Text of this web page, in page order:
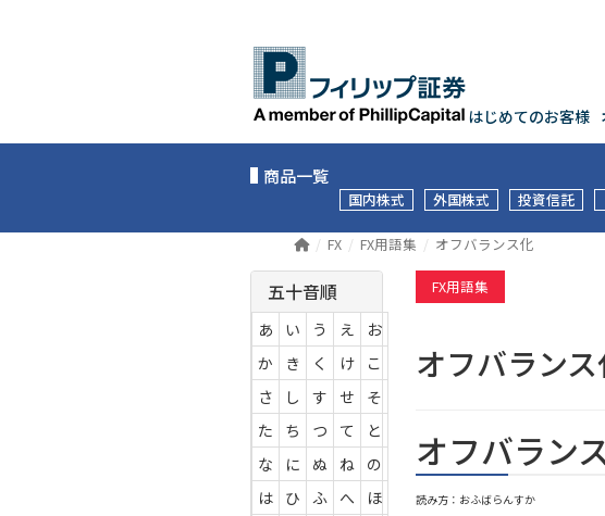
はじめてのお客様
商品一覧
国内株式 外国株式 投資信託
FX FX用語集 オフバランス化
FX用語集
オフバラン
オフバラン
読み方：おふばらんすか
五十音順
あ い う え
お
か
き く け
こ
さ
し す せ
そ
た
ち つ て
と
な
に ぬ ね
の
は
ひ ふ へ
ほ